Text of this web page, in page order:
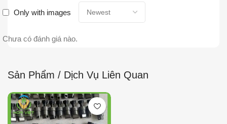
Only with images
Chưa có đánh giá nào.
Sản Phẩm / Dịch Vụ Liên Quan